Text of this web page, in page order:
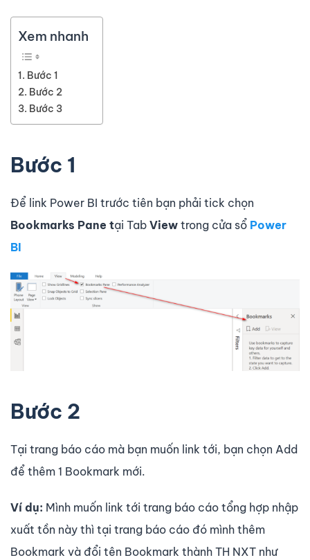
Xem nhanh
Bước 1
Bước 2
Bước 3
Bước 1
Để link Power BI trước tiên bạn phải tick chọn
Bookmarks Pane tại Tab View trong cửa sổ Power
BI
Bước 2
Tại trang báo cáo mà bạn muốn link tới, bạn chọn Add
để thêm 1 Bookmark mới.
Ví dụ: Mình muốn link tới trang báo cáo tổng hợp nhập
xuất tồn này thì tại trang báo cáo đó mình thêm
Bookmark và đổi tên Bookmark thành TH NXT như